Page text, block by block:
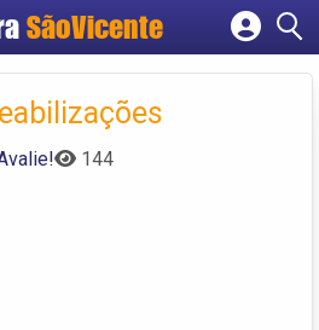
SãoVicente
Cadastrar empresa
Criar conta
144